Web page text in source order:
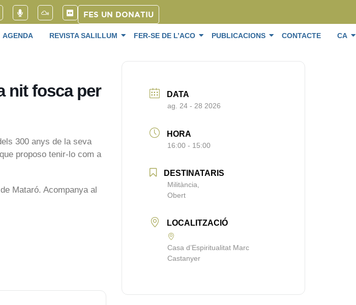
FES UN DONATIU
AGENDA REVISTA SALILLUM FER-SE DE L’ACO PUBLICACIONS CONTACTE CA
nit fosca per
300 anys de la seva
proposo tenir-lo com a
Mataró. Acompanya al
DATA
ag. 24 - 28 2026
HORA
16:00 - 15:00
DESTINATARIS
Militància,
Obert
LOCALITZACIÓ
Casa d’Espiritualitat Marc
Castanyer